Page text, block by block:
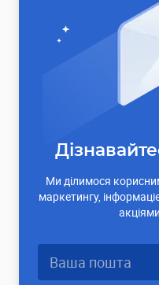
Ми ділимося
маркетингу,